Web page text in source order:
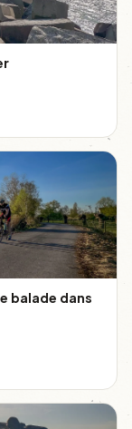
balade dans